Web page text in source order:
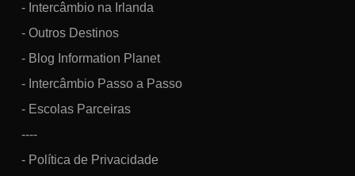
- Intercâmbio na Irlanda
- Outros Destinos
- Blog Information Planet
- Intercâmbio Passo a Passo
- Escolas Parceiras
----
- Política de Privacidade